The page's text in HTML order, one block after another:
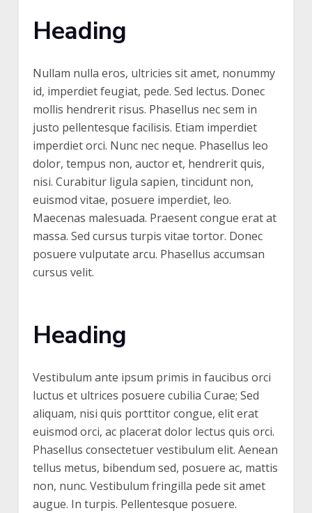
Heading
Nullam nulla eros, ultricies sit amet, nonummy
id, imperdiet feugiat, pede. Sed lectus. Donec
mollis hendrerit risus. Phasellus nec sem in
justo pellentesque facilisis. Etiam imperdiet
imperdiet orci. Nunc nec neque. Phasellus leo
dolor, tempus non, auctor et, hendrerit quis,
nisi. Curabitur ligula sapien, tincidunt non,
euismod vitae, posuere imperdiet, leo.
Maecenas malesuada. Praesent congue erat at
massa. Sed cursus turpis vitae tortor. Donec
posuere vulputate arcu. Phasellus accumsan
cursus velit.
Heading
Vestibulum ante ipsum primis in faucibus orci
luctus et ultrices posuere cubilia Curae; Sed
aliquam, nisi quis porttitor congue, elit erat
euismod orci, ac placerat dolor lectus quis orci.
Phasellus consectetuer vestibulum elit. Aenean
tellus metus, bibendum sed, posuere ac, mattis
non, nunc. Vestibulum fringilla pede sit amet
augue. In turpis. Pellentesque posuere.